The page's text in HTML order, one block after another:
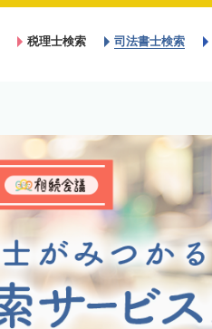
税理士検索 司法書士検索